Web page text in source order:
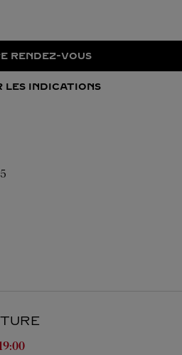
RENDEZ-VOUS
LES INDICATIONS
19:00